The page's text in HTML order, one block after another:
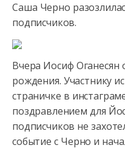
Саша Черно
подписчиков.
Вчера Иосиф Оганесян
рождения. Участнику
страничке в
поздравлением для
подписчиков не
событие с Черно и